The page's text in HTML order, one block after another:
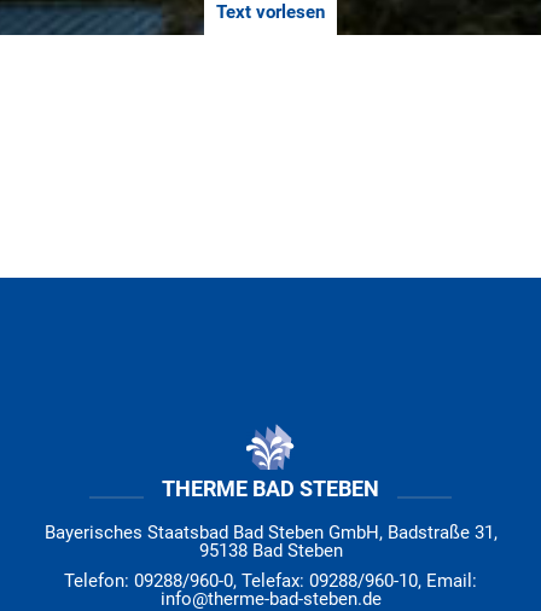
Text vorlesen
THERME BAD STEBEN
Bayerisches Staatsbad Bad Steben GmbH, Badstraße 31,
95138 Bad Steben
Telefon: 09288/960-0, Telefax: 09288/960-10, Email:
info@therme-bad-steben.de